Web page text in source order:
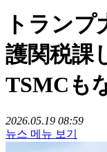
トラン
護関税課
TSMCも
2026.05.19 08:59
뉴스 메뉴 보기